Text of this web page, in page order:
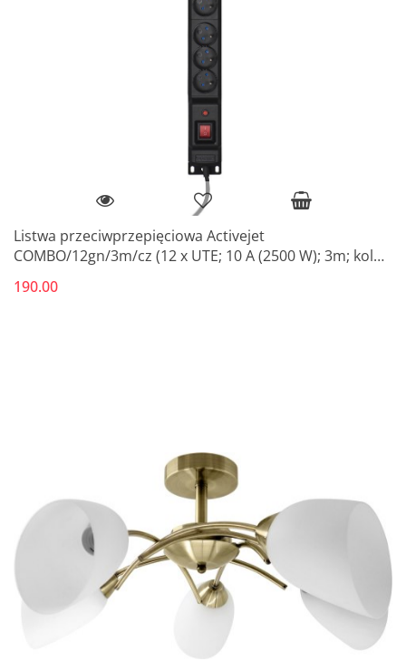
Listwa przeciwprzepięciowa Activejet
COMBO/12gn/3m/cz (12 x UTE; 10 A (2500 W); 3m; kolor
190.00